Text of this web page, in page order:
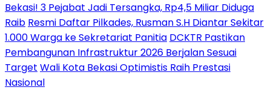
Bekasi! 3 Pejabat Jadi Tersangka, Rp4,5 Miliar Diduga
Raib Resmi Daftar Pilkades, Rusman S.H Diantar Sekitar
1.000 Warga ke Sekretariat Panitia DCKTR Pastikan
Pembangunan Infrastruktur 2026 Berjalan Sesuai
Target Wali Kota Bekasi Optimistis Raih Prestasi
Nasional